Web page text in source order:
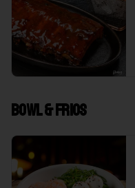
Bowl & frios